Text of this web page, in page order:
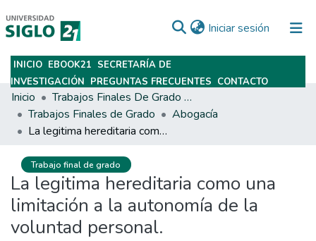
Iniciar sesión (current)
Subir
INICIO EBOOK21 SECRETARÍA DE
INVESTIGACIÓN PREGUNTAS FRECUENTES CONTACTO
Inicio
Trabajos Finales De Grado Y Posgrado
Trabajos Finales de Grado
Abogacía
La legitima hereditaria como una limitación a la autonomía de la voluntad personal.
Trabajo final de grado
La legitima hereditaria como una
limitación a la autonomía de la
voluntad personal.